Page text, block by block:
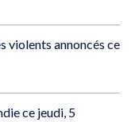
violents annoncés ce
ce jeudi, 5